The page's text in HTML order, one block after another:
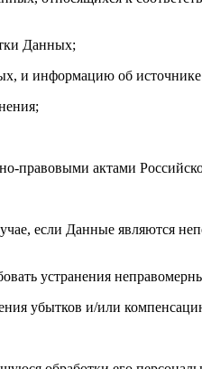
Данных;
и информацию об
правовыми актами
если Данные являются
устранения
убытков и/или